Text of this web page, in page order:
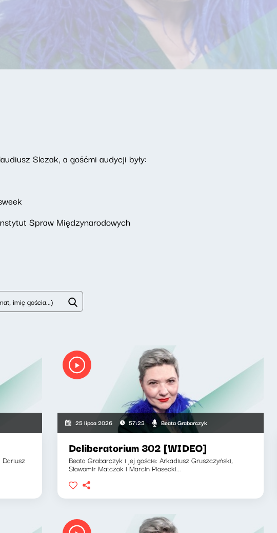
Slezak, a gośćmi audycji były:
Spraw Międzynarodowych
Dariusz
25 lipca 2026 57:23 Beata Grabarczyk
Deliberatorium 302 [WIDEO]
Beata Grabarczyk i jej goście: Arkadiusz Gruszczyński,
Sławomir Matczak i Marcin Piasecki...